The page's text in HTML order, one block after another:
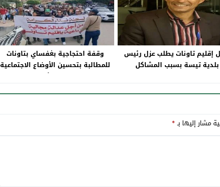
إقليم تاونات يطلب عزل رئيس
بلدية تيسة بسبب المشاكل
وقفة احتجاجية بغفساي بتاونات
للمطالبة بتحسين الأوضاع الاجتماعية
والخدمات الأساسية
مشار إليها بـ*